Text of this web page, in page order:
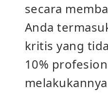
secara
Anda
kritis yang
10%